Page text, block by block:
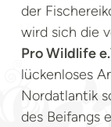
der
wird sich die
Pro Wildlife
lückenloses
Nordatlantik
des Beifangs